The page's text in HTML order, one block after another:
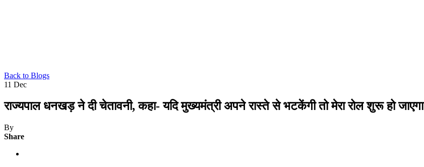
Back to Blogs
11 Dec
राज्यपाल धनखड़ ने दी चेतावनी, कहा- यदि मुख्यमंत्री अपने रास्ते से भटकेंगी तो मेरा रोल शुरू हो जाएगा
By
Share